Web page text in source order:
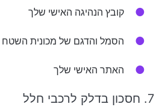
קובץ הנהיגה האישי שלך
הסמל והדגם של מכונית השטח
האתר האישי שלך
7. חסכון בדלק לרכבי חלל